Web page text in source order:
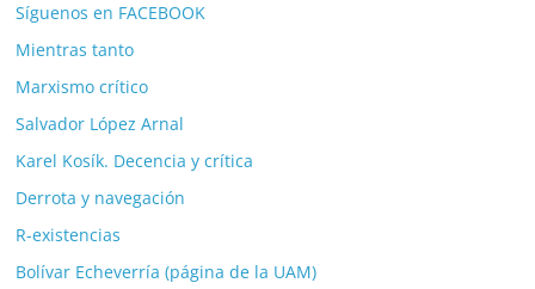
Síguenos en FACEBOOK
Mientras tanto
Marxismo crítico
Salvador López Arnal
Karel Kosík. Decencia y crítica
Derrota y navegación
R-existencias
Bolívar Echeverría (página de la UAM)